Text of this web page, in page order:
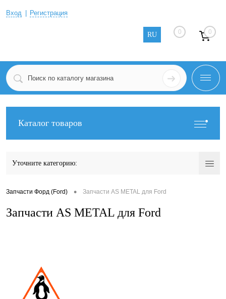
Вход Регистрация
RU 0 0
Каталог товаров
Уточните категорию:
Запчасти Форд (Ford) • Запчасти AS METAL для Ford
Запчасти AS METAL для Ford